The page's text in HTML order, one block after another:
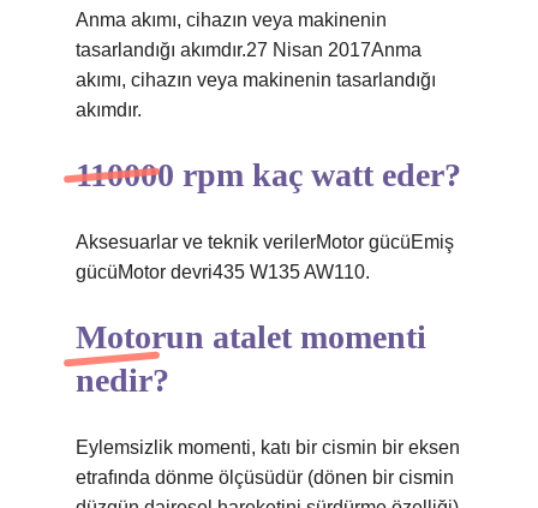
Anma akımı, cihazın veya makinenin
tasarlandığı akımdır.27 Nisan 2017Anma
akımı, cihazın veya makinenin tasarlandığı
akımdır.
110000 rpm kaç watt eder?
Aksesuarlar ve teknik verilerMotor gücüEmiş
gücüMotor devri435 W135 AW110.
Motorun atalet momenti
nedir?
Eylemsizlik momenti, katı bir cismin bir eksen
etrafında dönme ölçüsüdür (dönen bir cismin